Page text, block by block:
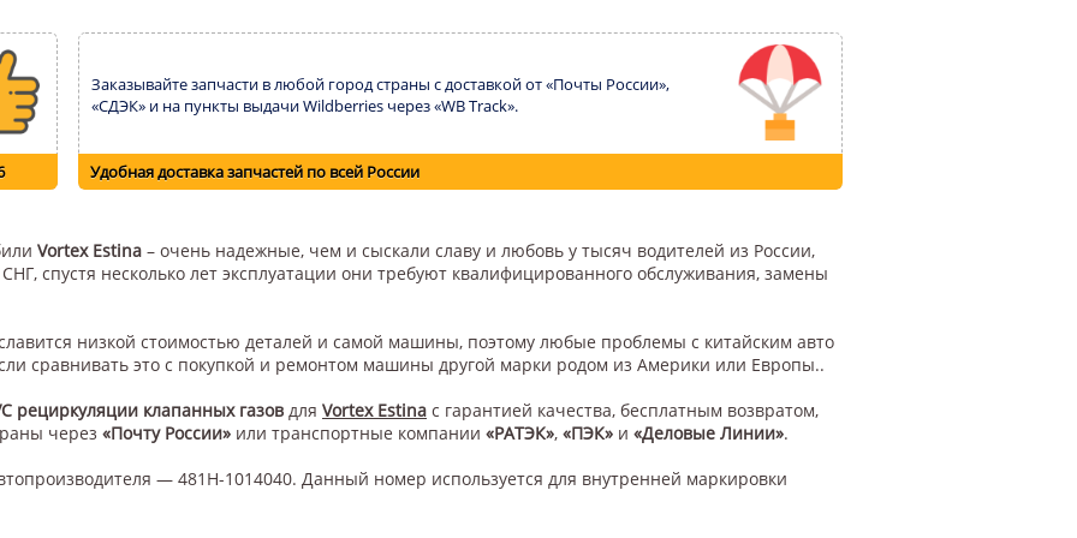
Заказывайте запчасти в любой город страны с доставкой от «Почты России»,
«СДЭК» и на пункты выдачи Wildberries через «WB Track».
Удобная доставка запчастей по всей России
Vortex Estina – очень надежные, чем и сыскали славу и любовь у тысяч водителей из России,
спустя несколько лет эксплуатации они требуют квалифицированного обслуживания, замены
низкой стоимостью деталей и самой машины, поэтому любые проблемы с китайским авто
сравнивать это с покупкой и ремонтом машины другой марки родом из Америки или Европы..
рециркуляции клапанных газов для Vortex Estina с гарантией качества, бесплатным возвратом,
через «Почту России» или транспортные компании «РАТЭК», «ПЭК» и «Деловые Линии».
— 481H-1014040. Данный номер используется для внутренней маркировки